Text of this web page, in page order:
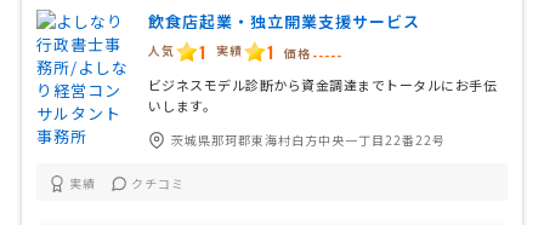
飲食店起業・独立開業支援サービス
人気 1 実績 1 価格 -----
ビジネスモデル診断から資金調達までトータルにお手伝
いします。
茨城県那珂郡東海村白方中央一丁目22番22号
実績 クチコミ